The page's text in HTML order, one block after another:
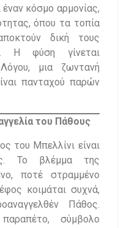
κόσμο αρμονίας,
όπου τα τοπία
δική τους
Η φύση γίνεται
μια ζωντανή
πανταχού παρών
του Πάθους
του Μπελλίνι είναι
Το βλέμμα της
ποτέ στραμμένο
κοιμάται συχνά,
Πάθος.
σύμβολο